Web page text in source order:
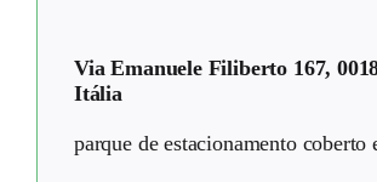
Via Emanuele Filiberto 167,
Itália
parque de estacionamento coberto